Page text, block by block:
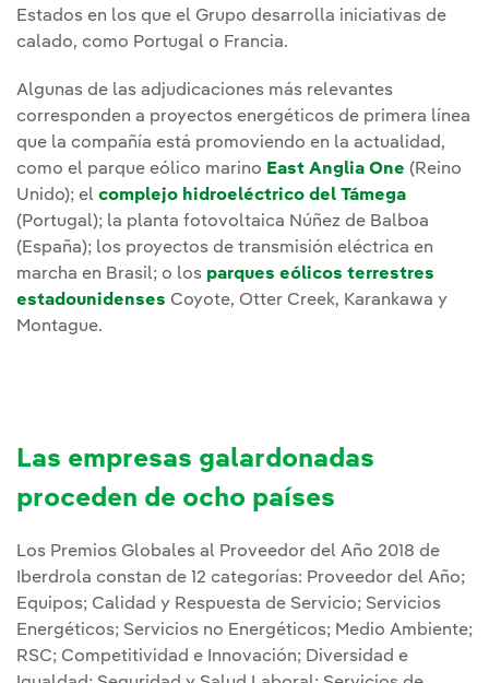
Estados en los que el Grupo desarrolla iniciativas de
calado, como Portugal o Francia.
Algunas de las adjudicaciones más relevantes
corresponden a proyectos energéticos de primera línea
que la compañía está promoviendo en la actualidad,
como el parque eólico marino East Anglia One (Reino
Unido); el complejo hidroeléctrico del Támega
(Portugal); la planta fotovoltaica Núñez de Balboa
(España); los proyectos de transmisión eléctrica en
marcha en Brasil; o los parques eólicos terrestres
estadounidenses Coyote, Otter Creek, Karankawa y
Montague.
Las empresas galardonadas
proceden de ocho países
Los Premios Globales al Proveedor del Año 2018 de
Iberdrola constan de 12 categorías: Proveedor del Año;
Equipos; Calidad y Respuesta de Servicio; Servicios
Energéticos; Servicios no Energéticos; Medio Ambiente;
RSC; Competitividad e Innovación; Diversidad e